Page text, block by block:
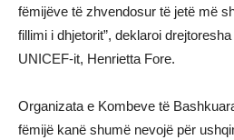
fëmijëve të zhvendosur të jetë më
fillimi i dhjetorit”, deklaroi
UNICEF-it, Henrietta Fore.
Organizata e Kombeve të
fëmijë kanë shumë nevojë për